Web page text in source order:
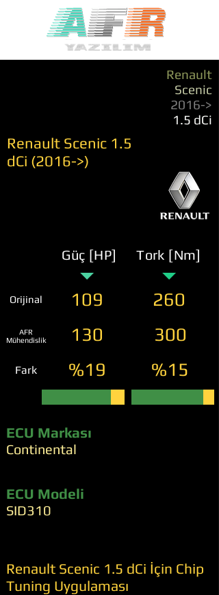
Renault
Scenic
2016->
1.5 dCi
Renault Scenic 1.5
dCi (2016->)
Güç [HP] Tork [Nm]
Orijinal 109 260
AFR
Mühendislik
130 300
Fark %19 %15
ECU Markası
Continental
ECU Modeli
SID310
Renault Scenic 1.5 dCi İçin Chip
Tuning Uygulaması